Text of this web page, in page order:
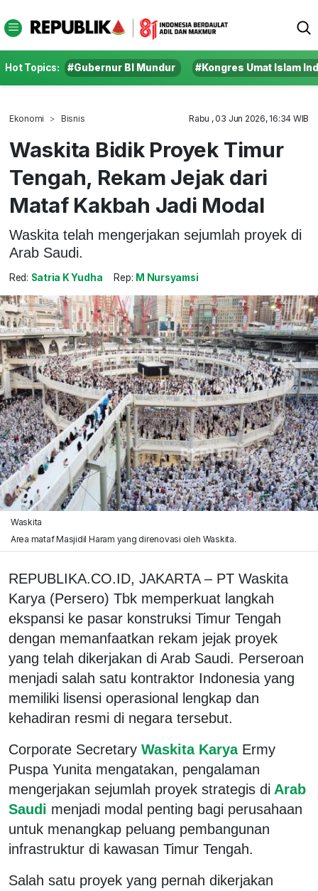
Hot Topics: #Gubernur BI Mundur #Kongres Umat Islam
Ekonomi Bisnis Rabu , 03 Jun 2026, 16:34 WIB
Waskita Bidik Proyek Timur
Tengah, Rekam Jejak dari
Mataf Kakbah Jadi Modal
Waskita telah mengerjakan sejumlah proyek di
Arab Saudi.
Red: Satria K Yudha Rep: M Nursyamsi
Waskita
Area mataf Masjidil Haram yang direnovasi oleh Waskita.
REPUBLIKA.CO.ID, JAKARTA – PT Waskita
Karya (Persero) Tbk memperkuat langkah
ekspansi ke pasar konstruksi Timur Tengah
dengan memanfaatkan rekam jejak proyek
yang telah dikerjakan di Arab Saudi. Perseroan
menjadi salah satu kontraktor Indonesia yang
memiliki lisensi operasional lengkap dan
kehadiran resmi di negara tersebut.
Corporate Secretary Waskita Karya Ermy
Puspa Yunita mengatakan, pengalaman
mengerjakan sejumlah proyek strategis di Arab
Saudi menjadi modal penting bagi perusahaan
untuk menangkap peluang pembangunan
infrastruktur di kawasan Timur Tengah.
Salah satu proyek yang pernah dikerjakan